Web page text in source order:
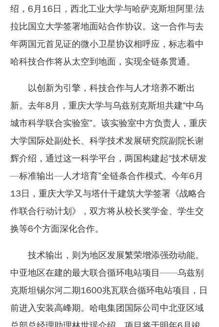
绍，6月16日，西北工业大学与哈萨克斯坦阿里·法
拉比国立大学签署地面站合作协议。这一合作与去
年两国元首见证的微小卫星协议相呼应，标志着中
哈科技合作将从太空到地面，实现全链条贯通。
以创新为引擎，科技合作与人才培养不断出
新。去年8月，重庆大学与乌兹别克斯坦共建“中乌
城市科学联合实验室”。该实验室中方负责人，重庆
大学国际处副处长、科学技术发展研究院副院长谢
辉介绍，通过这一科学平台，两国构建起“技术研发
—标准输出—人才培育”全链条合作模式。今年6月
13日，重庆大学又与塔什干建筑大学签署《战略合
作联合行动计划》，双方将从校长奖学金、学生交
换等6个方面深化合作。
技术输出，则为地区发展繁荣增添强劲动能。
中亚地区在建的最大联合循环电站项目——乌兹别
克斯坦锡尔河二期1600兆瓦联合循环电站项目，日
前进入安装高峰期。哈电集团国际公司中北亚区域